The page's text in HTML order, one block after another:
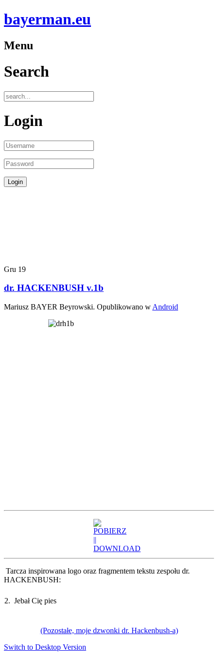
bayerman.eu
Menu
Search
Login
Gru 19
dr. HACKENBUSH v.1b
Mariusz BAYER Beyrowski. Opublikowano w Android
Tarcza inspirowana logo oraz fragmentem tekstu zespołu dr.
HACKENBUSH:
2. Jebał Cię pies
(Pozostałe, moje dzwonki dr. Hackenbush-a)
Switch to Desktop Version